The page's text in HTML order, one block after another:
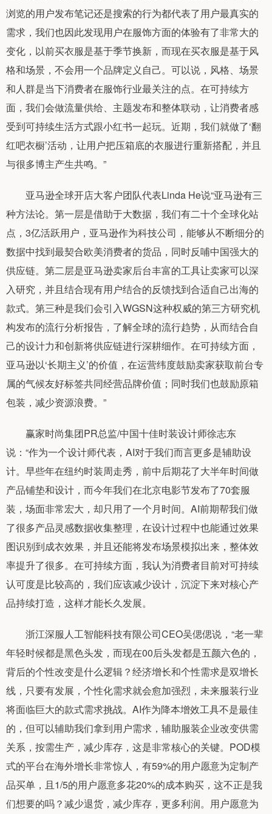
浏览的用户发布笔记还是搜索的行为都代表了用户最真实的
需求，我们也因此发现用户在服饰方面的体验有了非常大的
变化，以前买衣服是基于季节换新，而现在买衣服是基于风
格和场景，不会用一个品牌定义自己。可以说，风格、场景
和人群是当下消费者在服饰行业最关注的点。在可持续方
面，我们会做流量供给、主题发布和整体联动，让消费者感
受到可持续生活方式跟小红书一起玩。近期，我们就做了‘翻
红吧衣橱’活动，让用户把压箱底的衣服进行重新搭配，并且
与很多博主产生共鸣。”
亚马逊全球开店大客户团队代表Linda He说“亚马逊有三
种方法论。第一层是借助于大数据，我们有二十个全球化站
点，3亿活跃用户，亚马逊作为科技公司，能够从不断细分的
数据中找到最契合欧美消费者的货品，同时反哺中国强大的
供应链。第二层是亚马逊卖家后台丰富的工具让卖家可以深
入研究，并且结合现有用户结合的反馈找到合适自己出海的
款式。第三种是我们会引入WGSN这种权威的第三方研究机
构发布的流行分析报告，了解全球的流行趋势，从而结合自
己的设计力和创新将供应链进行深耕细作。在可持续方面，
亚马逊以‘长期主义’的价值，在运营纬度鼓励卖家获取前台专
属的气候友好标签共同经营品牌价值；同时我们也鼓励原箱
包装，减少资源浪费。”
赢家时尚集团PR总监/中国十佳时装设计师徐志东
说：“作为一个设计师代表，AI对于我们而言更多是辅助设
计。早些年在纽约时装周走秀，前中后期花了大半年时间做
产品铺垫和设计，而今年我们在北京电影节发布了70套服
装，场面非常宏大，却只用了一个月时间。AI前期帮我们做
了很多产品灵感数据收集整理，在设计过程中也能通过效果
图识别到成衣效果，并且还能将发布场景模拟出来，整体效
率提升了很多。在可持续方面，我认为消费者目前对可持续
认可度是比较高的，我们应该减少设计，沉淀下来对核心产
品持续打造，这样才能长久发展。
浙江深服人工智能科技有限公司CEO吴偲偲说，“老一辈
年轻时候都是黑色头发，而现在00后头发都是五颜六色的，
背后的个性改变是什么逻辑？经济增长和个性需求是双增长
线，只要有发展，个性化需求就会愈加强烈，未来服装行业
将面临巨大的款式需求挑战。AI作为降本增效工具不是最佳
的，但可以辅助我们拿到用户需求，辅助服装企业改变供需
关系，按需生产，减少库存，这是非常核心的关键。POD模
式的平台在海外增长非常惊人，有59%的用户愿意为定制产
品买单，且1/5的用户愿意多花20%的成本购买，这不正是我
们想要的吗？减少退货，减少库存，更多利润。用户愿意为